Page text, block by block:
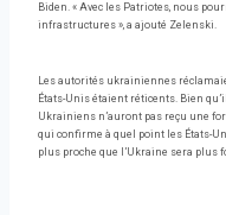
Biden. « Avec les Patriotes, nous
infrastructures », a ajouté Zelenski.
Les autorités ukrainiennes
États-Unis étaient réticents. Bien
Ukrainiens n’auront pas reçu une
qui confirme à quel point les États-
plus proche que l’Ukraine sera plus